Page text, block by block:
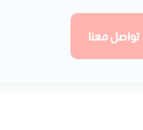
تواصل معنا